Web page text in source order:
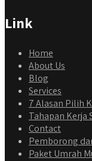
Link
Home
About Us
Blog
Services
7 Alasan Pilih
Tahapan Kerja
Contact
Pemborong
Paket Umrah